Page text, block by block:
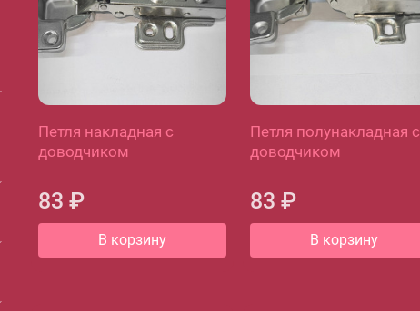
Петля накладная с
доводчиком
83 ₽
В корзину
Петля полунакладная с
доводчиком
83 ₽
В корзину